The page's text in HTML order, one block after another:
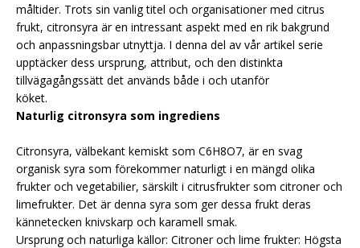
måltider. Trots sin vanlig titel och organisationer med citrus
frukt, citronsyra är en intressant aspekt med en rik bakgrund
och anpassningsbar utnyttja. I denna del av vår artikel serie
upptäcker dess ursprung, attribut, och den distinkta
tillvägagångssätt det används både i och utanför
köket.
Naturlig citronsyra som ingrediens
Citronsyra, välbekant kemiskt som C6H8O7, är en svag
organisk syra som förekommer naturligt i en mängd olika
frukter och vegetabilier, särskilt i citrusfrukter som citroner och
limefrukter. Det är denna syra som ger dessa frukt deras
kännetecken knivskarp och karamell smak.
Ursprung och naturliga källor: Citroner och lime frukter: Högsta